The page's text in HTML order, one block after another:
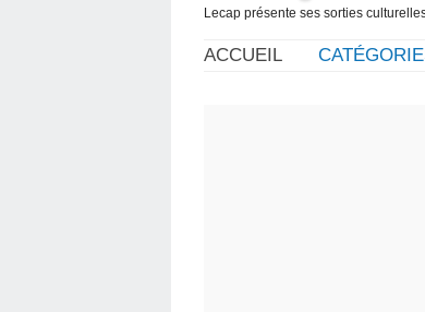
Lecap présente ses sorties
ACCUEIL